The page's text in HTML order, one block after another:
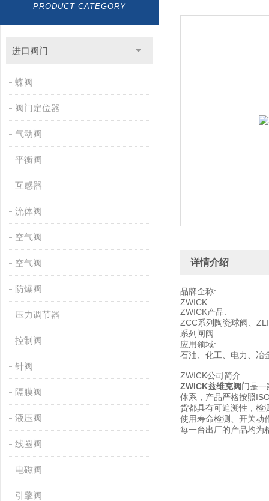
PRODUCT CATEGORY
进口阀门
蝶阀
阀门定位器
气动阀
平衡阀
互感器
流体阀
空气阀
空气阀
防爆阀
压力调节器
控制阀
针阀
隔膜阀
液压阀
线圈阀
电磁阀
引擎阀
详情介绍
品牌全称:
ZWICK
ZWICK产品:
ZCC系列陶瓷球阀、
系列闸阀
应用领域:
石油、化工、电力、冶
ZWICK公司简介
ZWICK兹维克阀门是一
体系，产品严格按照
货都具有可追溯性，检
使用寿命检测、开关动
每一台出厂的产品均为